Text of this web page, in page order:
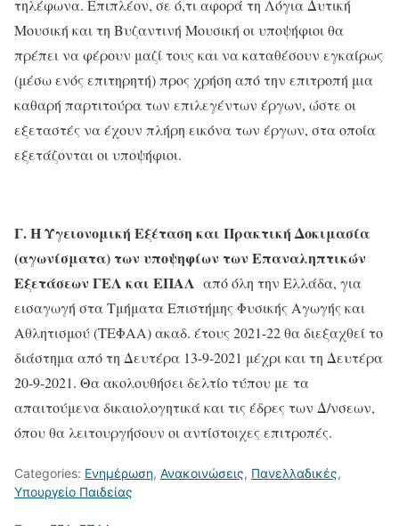
τηλέφωνα. Επιπλέον, σε ό,τι αφορά τη Λόγια Δυτική
Μουσική και τη Βυζαντινή Μουσική οι υποψήφιοι θα
πρέπει να φέρουν μαζί τους και να καταθέσουν εγκαίρως
(μέσω ενός επιτηρητή) προς χρήση από την επιτροπή μια
καθαρή παρτιτούρα των επιλεγέντων έργων, ώστε οι
εξεταστές να έχουν πλήρη εικόνα των έργων, στα οποία
εξετάζονται οι υποψήφιοι.
Γ.ΗΥγειονομική Εξέταση και Πρακτική Δοκιμασία
(αγωνίσματα) των υποψηφίων των Επαναληπτικών
Εξετάσεων ΓΕΛ και ΕΠΑΛ από όλη την Ελλάδα, για
εισαγωγή στα Τμήματα Επιστήμης Φυσικής Αγωγής και
Αθλητισμού (ΤΕΦΑΑ) ακαδ. έτους 2021-22 θα διεξαχθεί το
διάστημα από τη Δευτέρα 13-9-2021 μέχρι και τη Δευτέρα
20-9-2021. Θα ακολουθήσει δελτίο τύπου με τα
απαιτούμενα δικαιολογητικά και τις έδρες των Δ/νσεων,
όπου θα λειτουργήσουν οι αντίστοιχες επιτροπές.
Categories: Ενημέρωση, Ανακοινώσεις, Πανελλαδικές,
Υπουργείο Παιδείας